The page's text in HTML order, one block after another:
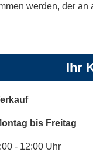
werden, der
Ihr
bis Freitag
- 12:00 Uhr